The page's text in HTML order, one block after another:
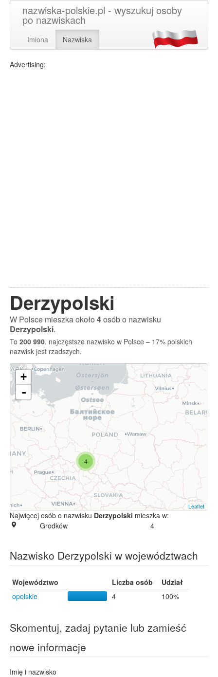
nazwiska-polskie.pl - wyszukuj osoby
po nazwiskach
Imiona Nazwiska
Advertising:
Derzypolski
W Polsce mieszka około4osób o nazwisku
Derzypolski.
To 200 990. najczęstsze nazwisko w Polsce – 17% polskich
nazwisk jest rzadszych.
4
+
-
Leaflet
Najwięcej osób o nazwisku Derzypolski mieszka w:
Grodków
4
Nazwisko Derzypolski w województwach
Województwo Liczba osób
Udział
opolskie
4 100%
Skomentuj, zadaj pytanie lub zamieść
nowe informacje
Imię i nazwisko